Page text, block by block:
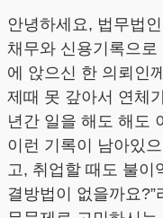
안녕하세요, 법무법
채무와 신용기록으
에 앉으신 한 의뢰인
제때 못 갚아서 연체
년간 일을 해도 해도
이런 기록이 남아있
고, 취업할 때도 불이
결방법이 없을까요